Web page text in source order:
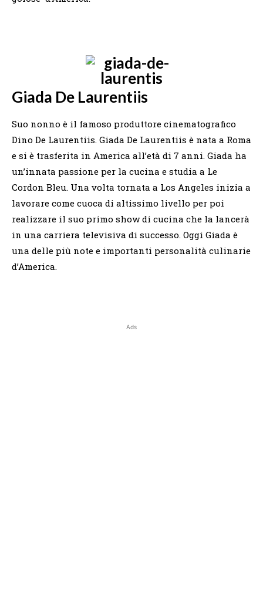
Giada De Laurentiis
Suo nonno è il famoso produttore cinematografico
Dino De Laurentiis. Giada De Laurentiis è nata a Roma
e si è trasferita in America all’età di 7 anni. Giada ha
un’innata passione per la cucina e studia a Le
Cordon Bleu. Una volta tornata a Los Angeles inizia a
lavorare come cuoca di altissimo livello per poi
realizzare il suo primo show di cucina che la lancerà
in una carriera televisiva di successo. Oggi Giada è
una delle più note e importanti personalità culinarie
d’America.
Ads